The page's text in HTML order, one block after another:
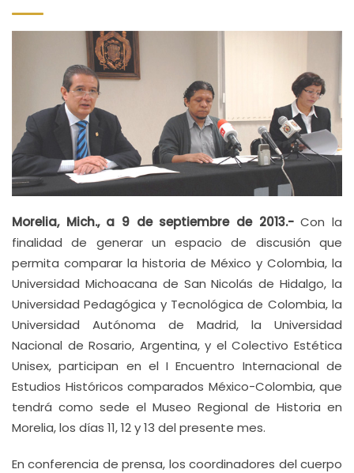
Morelia, Mich., a 9 de septiembre de 2013.-Con la
finalidad de generar un espacio de discusión que
permita comparar la historia de México y Colombia, la
Universidad Michoacana de San Nicolás de Hidalgo, la
Universidad Pedagógica y Tecnológica de Colombia, la
Universidad Autónoma de Madrid, la Universidad
Nacional de Rosario, Argentina, y el Colectivo Estética
Unisex, participan en el I Encuentro Internacional de
Estudios Históricos comparados México-Colombia, que
tendrá como sede el Museo Regional de Historia en
Morelia, los días 11, 12 y 13 del presente mes.
En conferencia de prensa, los coordinadores del cuerpo